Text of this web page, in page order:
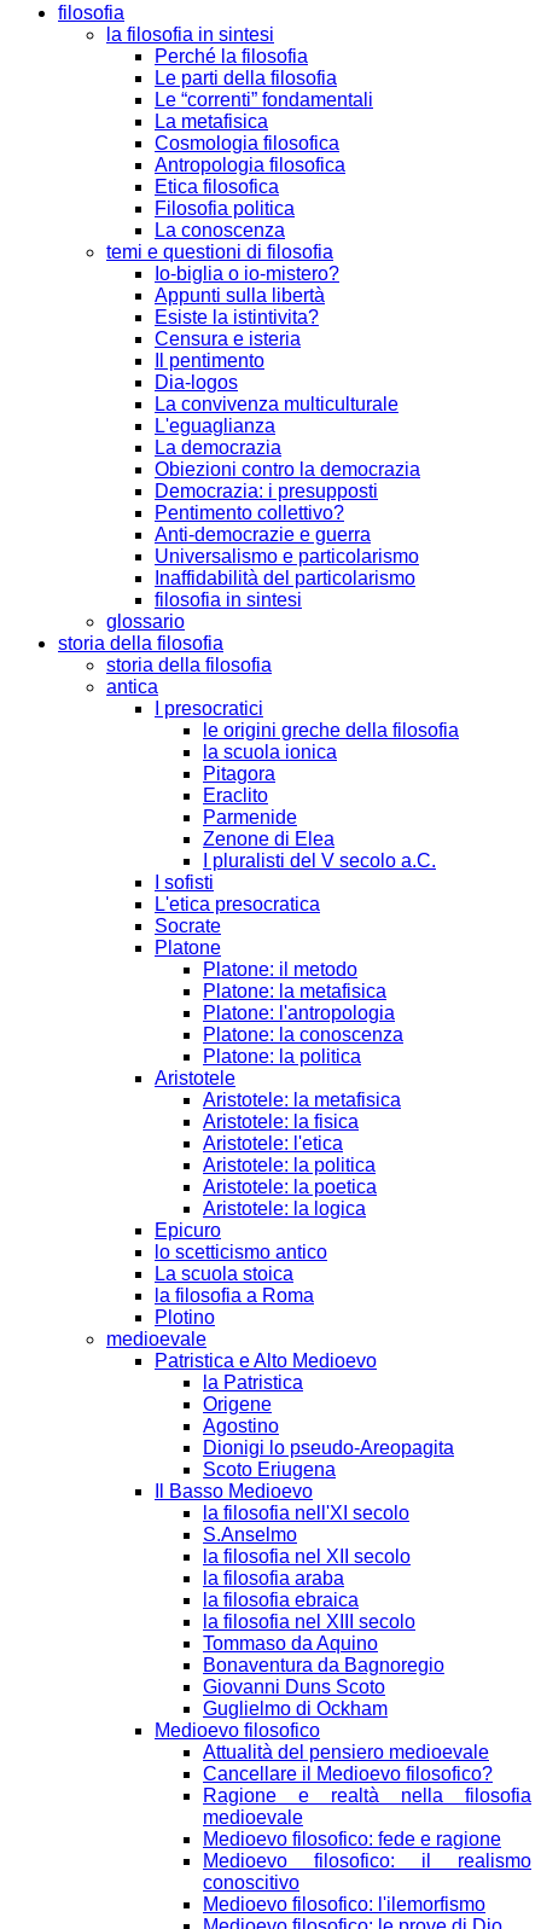
filosofia
la filosofia in sintesi
Perché la filosofia
Le parti della filosofia
Le “correnti” fondamentali
La metafisica
Cosmologia filosofica
Antropologia filosofica
Etica filosofica
Filosofia politica
La conoscenza
temi e questioni di filosofia
Io-biglia o io-mistero?
Appunti sulla libertà
Esiste la istintivita?
Censura e isteria
Il pentimento
Dia-logos
La convivenza multiculturale
L'eguaglianza
La democrazia
Obiezioni contro la democrazia
Democrazia: i presupposti
Pentimento collettivo?
Anti-democrazie e guerra
Universalismo e particolarismo
Inaffidabilità del particolarismo
filosofia in sintesi
glossario
storia della filosofia
storia della filosofia
antica
I presocratici
le origini greche della filosofia
la scuola ionica
Pitagora
Eraclito
Parmenide
Zenone di Elea
I pluralisti del V secolo a.C.
I sofisti
L'etica presocratica
Socrate
Platone
Platone: il metodo
Platone: la metafisica
Platone: l'antropologia
Platone: la conoscenza
Platone: la politica
Aristotele
Aristotele: la metafisica
Aristotele: la fisica
Aristotele: l'etica
Aristotele: la politica
Aristotele: la poetica
Aristotele: la logica
Epicuro
lo scetticismo antico
La scuola stoica
la filosofia a Roma
Plotino
medioevale
Patristica e Alto Medioevo
la Patristica
Origene
Agostino
Dionigi lo pseudo-Areopagita
Scoto Eriugena
Il Basso Medioevo
la filosofia nell'XI secolo
S.Anselmo
la filosofia nel XII secolo
la filosofia araba
la filosofia ebraica
la filosofia nel XIII secolo
Tommaso da Aquino
Bonaventura da Bagnoregio
Giovanni Duns Scoto
Guglielmo di Ockham
Medioevo filosofico
Attualità del pensiero medioevale
Cancellare il Medioevo filosofico?
Ragione e realtà nella filosofia
medioevale
Medioevo filosofico: fede e ragione
Medioevo filosofico: il realismo
conoscitivo
Medioevo filosofico: l'ilemorfismo